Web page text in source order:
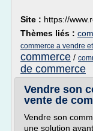
Site : https://
Thèmes liés :
commerce a vendre
commerce /
de commerce
Vendre son
vente de
Vendre son
une solution